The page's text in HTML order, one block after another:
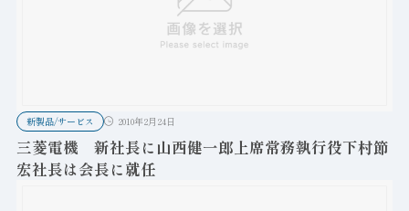
新製品/サービス 2010年2月24日
三菱電機 新社長に山西健一郎上席常務執行役下村節
宏社長は会長に就任